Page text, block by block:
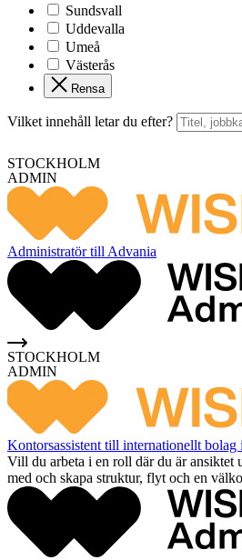
Sundsvall
Uddevalla
Umeå
Västerås
Rensa
Vilket innehåll letar du efter?
STOCKHOLM
ADMIN
Administratör till Advania
STOCKHOLM
ADMIN
Kontorsassistent till internationellt bolag
Vill du arbeta i en roll där du är ansiktet
med och skapa struktur, flyt och en